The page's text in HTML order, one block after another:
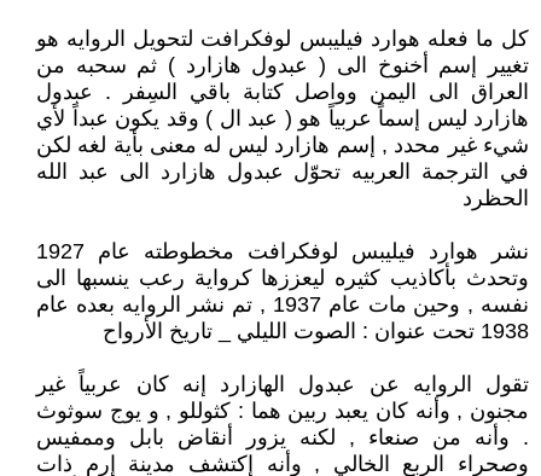
كل ما فعله هوارد فيليبس لوفكرافت لتحويل الروايه هو
تغيير إسم أخنوخ الى ( عبدول هازارد ) ثم سحبه من
العراق الى اليمن وواصل كتابة باقي السِفر . عبدول
هازارد ليس إسماً عربياً هو ( عبد ال ) وقد يكون عبداً لأي
شيء غير محدد , إسم هازارد ليس له معنى بأية لغه لكن
في الترجمة العربيه تحوّل عبدول هازارد الى عبد الله
الحظرد
نشر هوارد فيليبس لوفكرافت مخطوطته عام 1927
وتحدث بأكاذيب كثيره ليعززها كرواية رعب ينسبها الى
نفسه , وحين مات عام 1937 , تم نشر الروايه بعده عام
1938 تحت عنوان : الصوت الليلي _ تاريخ الأرواح
تقول الروايه عن عبدول الهازارد إنه كان عربياً غير
مجنون , وأنه كان يعبد ربين هما : كثوللو , و يوج سوثوث
. وأنه من صنعاء , لكنه يزور أنقاض بابل وممفيس
وصحراء الربع الخالي , وأنه إكتشف مدينة إرم ذات